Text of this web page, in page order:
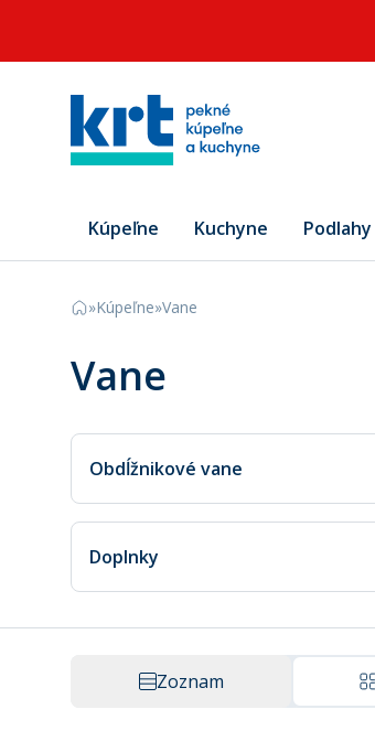
Kúpeľne Kuchyne Podlahy
»Kúpeľne»Vane
Vane
Obdĺžnikové vane
Doplnky
Zoznam